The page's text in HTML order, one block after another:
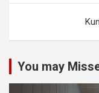
You may